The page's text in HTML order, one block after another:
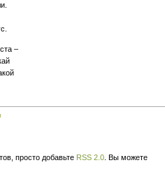
–
просто добавьте RSS 2.0 . Вы можете